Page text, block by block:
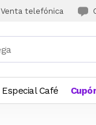
Venta telefónica
Especial Café